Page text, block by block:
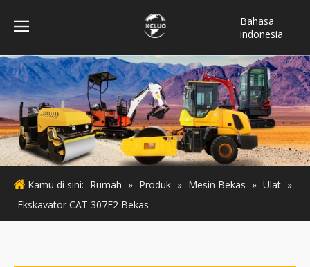
Bahasa
indonesia
Türk dili
ไทย
Italiano
Deutsch
Português
Español
Pусский
Kamu di sini: Rumah » Produk » Mesin Bekas » Ulat »
Ekskavator CAT 307E2 Bekas